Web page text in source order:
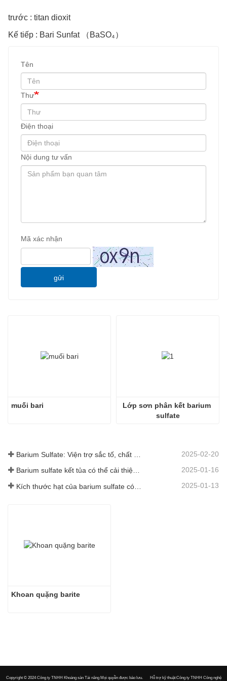
trước : titan dioxit
Kế tiếp : Bari Sunfat （BaSO₄）
Tên
Thư
Điện thoại
Nội dung tư vấn
Mã xác nhận
gửi
muối bari
Lớp sơn phân kết barium
sulfate
2025-02-20
Barium sulfate kết tủa có thể cải thiện đáng kể hiệu suất của lớp phủ 2025-01-16
2025-01-13
Khoan quặng barite
Copyright © 2024Công ty TNHH Khoáng sản Tài năng Mọi quyền được bảo lưu. Hỗ trợ kỹ thuật:Công ty TNHH Công nghệ